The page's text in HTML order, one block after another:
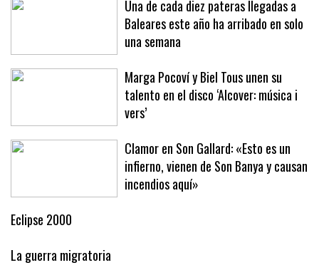
Una de cada diez pateras llegadas a
Baleares este año ha arribado en solo
una semana
Marga Pocoví y Biel Tous unen su
talento en el disco ‘Alcover: música i
vers’
Clamor en Son Gallard: «Esto es un
infierno, vienen de Son Banya y causan
incendios aquí»
Eclipse 2000
La guerra migratoria